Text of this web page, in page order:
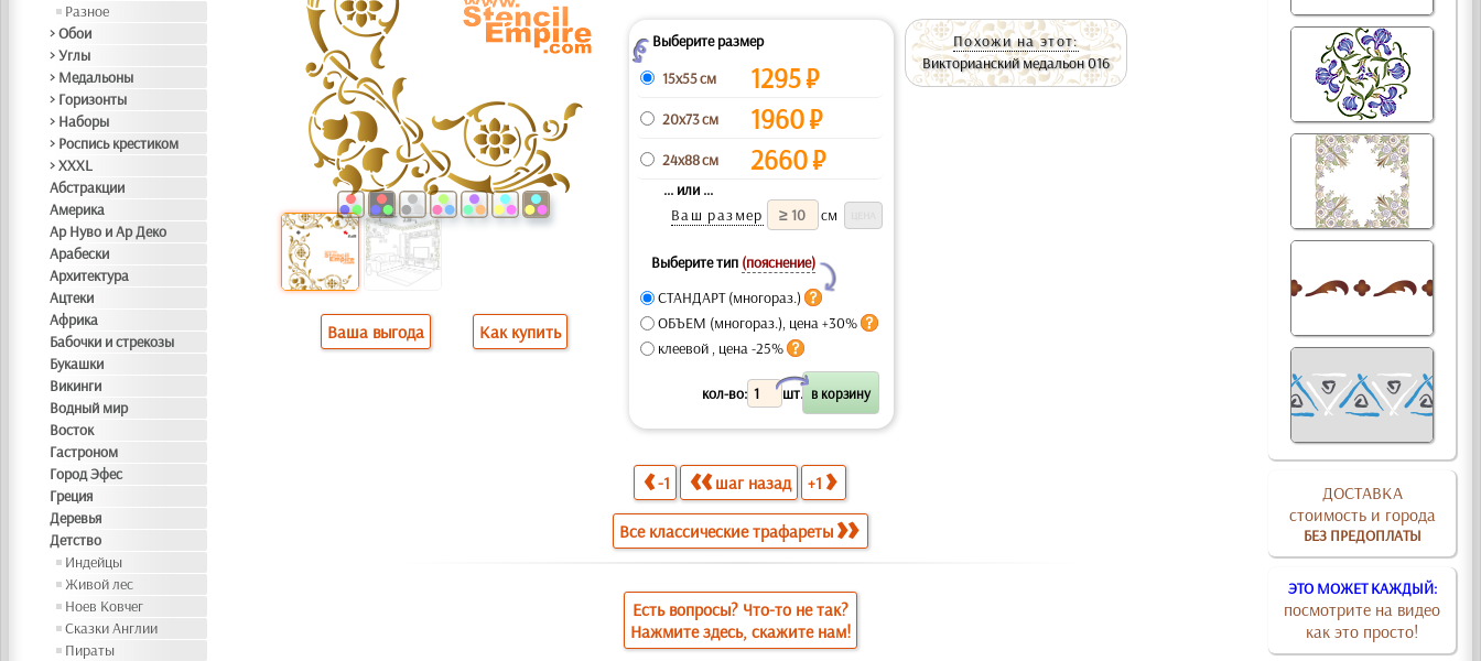
Разное
> Обои
> Углы
> Медальоны
> Горизонты
> Наборы
> Роспись крестиком
> XXXL
Абстракции
Америка
Ар Нуво и Ар Деко
Арабески
Архитектура
Ацтеки
Африка
Бабочки и стрекозы
Букашки
Викинги
Водный мир
Восток
Гастроном
Город Эфес
Греция
Деревья
Детство
Индейцы
Живой лес
Ноев Ковчег
Сказки Англии
Пираты
ДОСТАВКА
стоимость и города
БЕЗ ПРЕДОПЛАТЫ
ЭТО МОЖЕТ КАЖДЫЙ:
посмотрите на видео
как это просто!
Ваша выгода Как купить
ZВыберите размер
15x55 см
1295₽
20x73 см 1960₽
24x88 см 2660₽
... или ...
Ваш размер
см
Выберите тип (пояснение)
Y
СТАНДАРТ (многораз.)
ОБЪЕМ (многораз.), цена +30%
клеевой , цена -25%
кол-во: шт.
X
Похожи на этот:
Викторианский медальон 016
-1 шаг назад +1
Все классические трафареты
Есть вопросы? Что-то не так?
Нажмите здесь, скажите нам!